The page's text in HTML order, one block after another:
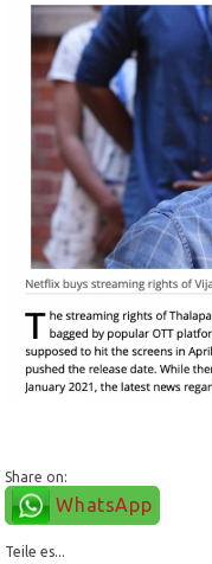
Share on:
WhatsApp
Teile es...